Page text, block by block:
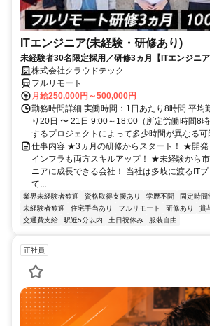
ITエンジニア(未経験・研修あり)
未経験者30名限定採用／研修3ヵ月【ITエンジニア
株式会社クラウドテック
フルリモート
月給250,000円～500,000円
勤務時間詳細 実働時間：1日あたり8時間 平均
り20日 〜 21日 9:00～18:00（所定労働時間8
するプロジェクトによって多少時間が異なる可
仕事内容 ★3ヵ月の研修からスタート！ ★開発
インフラも両方スキルアップ！ ★未経験から
ニアに成長できる会社！ 当社は多岐に渡るIT
て...
業界未経験者歓迎 資格取得支援あり 学歴不問 固定時間
未経験者歓迎
住宅手当あり フルリモート 研修あり 賞
交通費支給
駅近5分以内 土日祝休み 服装自由
正社員